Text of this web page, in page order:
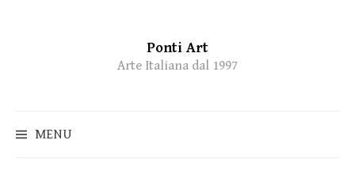
Ponti Art
Arte Italiana dal 1997
MENU